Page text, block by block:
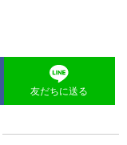
友だちに送る